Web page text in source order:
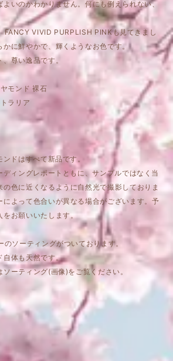
よいのかわかりません。何にも例えられない、
FANCY VIVID PURPLISH PINKも見てきまし
に鮮やかで、輝くようなお色です。
尊い逸品です。
モンド 裸石
ラリア
ドはすべて新品です。
ィングレポートともに、サンプルではなく当
色に近くなるように自然光で撮影しておりま
によって色合いが異なる場合がございます。予
お願いいたします。
ソーティングがついております。
自体も天然です。
ーティング(画像)をご覧ください。